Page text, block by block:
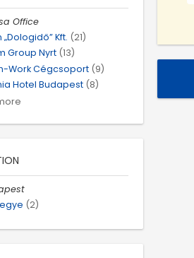
Office
Kft. (21)
Group Nyrt (13)
Work Cégcsoport (9)
Hotel Budapest (8)
(2)